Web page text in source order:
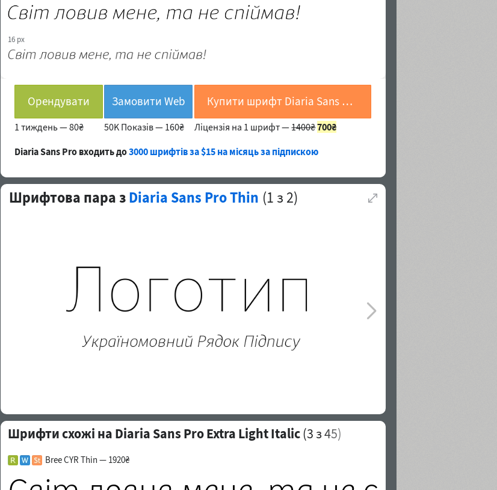
16 px
Орендувати
1 тиждень —80₴
Замовити Web
50K Показів — 160₴
Купити шрифт Diaria Sans Pro Extra Light Italic
Ліцензія на 1 шрифт —1400₴700₴
Diaria Sans Pro входить до3000 шрифтів за $15 на місяць за підпискою
Шрифтова пара зDiaria Sans Pro Thin (1 з 2)
Шрифти схожі на Diaria Sans Pro Extra Light Italic(3 з 45)
Bree CYR Thin — 1920₴